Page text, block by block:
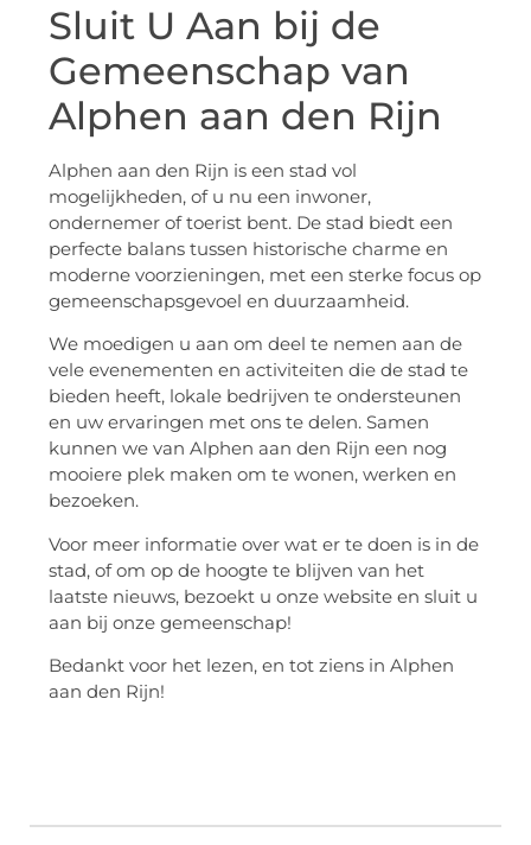
Sluit U Aan bij de
Gemeenschap van
Alphen aan den Rijn
Alphen aan den Rijn is een stad vol
mogelijkheden, of u nu een inwoner,
ondernemer of toerist bent. De stad biedt een
perfecte balans tussen historische charme en
moderne voorzieningen, met een sterke focus op
gemeenschapsgevoel en duurzaamheid.
We moedigen u aan om deel te nemen aan de
vele evenementen en activiteiten die de stad te
bieden heeft, lokale bedrijven te ondersteunen
en uw ervaringen met ons te delen. Samen
kunnen we van Alphen aan den Rijn een nog
mooiere plek maken om te wonen, werken en
bezoeken.
Voor meer informatie over wat er te doen is in de
stad, of om op de hoogte te blijven van het
laatste nieuws, bezoekt u onze website en sluit u
aan bij onze gemeenschap!
Bedankt voor het lezen, en tot ziens in Alphen
aan den Rijn!